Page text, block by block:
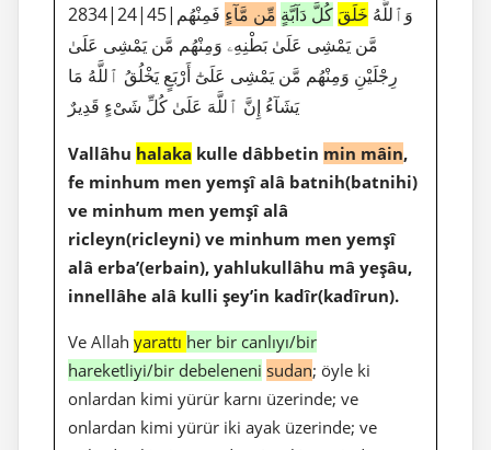
2834|24|45|وَٱللَّهُ خَلَقَ كُلَّ دَآبَّةٍ مِّن مَّآءٍ فَمِنْهُم
مَّن يَمْشِى عَلَىٰ بَطْنِهِۦ وَمِنْهُم مَّن يَمْشِى عَلَىٰ
رِجْلَيْنِ وَمِنْهُم مَّن يَمْشِى عَلَىٰٓ أَرْبَعٍ يَخْلُقُ ٱللَّهُ مَا
يَشَآءُ إِنَّ ٱللَّهَ عَلَىٰ كُلِّ شَىْءٍ قَدِيرٌ
Vallâhu halaka kulle dâbbetin min mâin,
fe minhum men yemşî alâ batnih(batnihi)
ve minhum men yemşî alâ
ricleyn(ricleyni) ve minhum men yemşî
alâ erba’(erbain), yahlukullâhu mâ yeşâu,
innellâhe alâ kulli şey’in kadîr(kadîrun).
Ve Allah yarattı her bir canlıyı/bir
hareketliyi/bir debeleneni sudan; öyle ki
onlardan kimi yürür karnı üzerinde; ve
onlardan kimi yürür iki ayak üzerinde; ve